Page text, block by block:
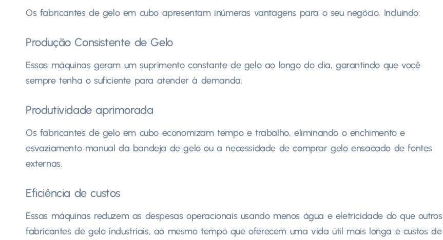
Os fabricantes de gelo em cubo apresentam inúmeras vantagens para o seu negócio, Incluindo:
Produção Consistente de Gelo
Essas máquinas geram um suprimento constante de gelo ao longo do dia, garantindo que você
sempre tenha o suficiente para atender à demanda.
Produtividade aprimorada
Os fabricantes de gelo em cubo economizam tempo e trabalho, eliminando o enchimento e
esvaziamento manual da bandeja de gelo ou a necessidade de comprar gelo ensacado de fontes
externas.
Eficiência de custos
Essas máquinas reduzem as despesas operacionais usando menos água e eletricidade do que outros
fabricantes de gelo industriais, ao mesmo tempo que oferecem uma vida útil mais longa e custos de